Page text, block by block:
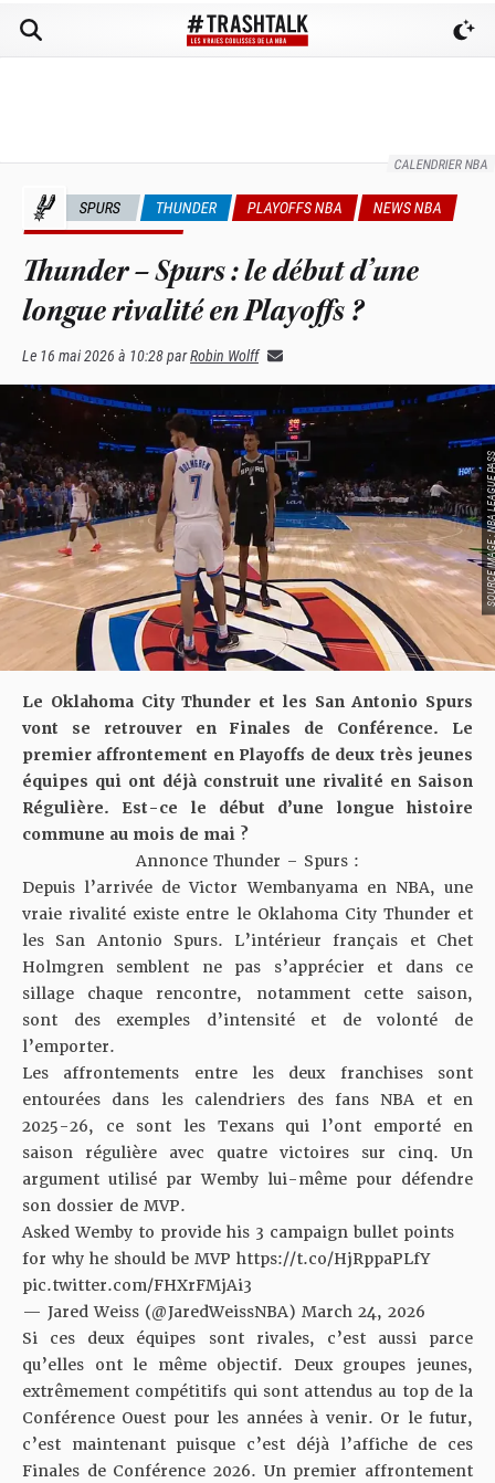
CALENDRIER NBA
SPURS THUNDER PLAYOFFS NBA
NEWS NBA
Thunder – Spurs : le début d’une
longue rivalité en Playoffs ?
Le 16 mai 2026 à 10:28parRobin Wolff
SOURCE
Le Oklahoma City Thunder et les San Antonio Spurs
vont se retrouver en Finales de Conférence. Le
premier affrontement en Playoffs de deux très jeunes
équipes qui ont déjà construit une rivalité en Saison
Régulière. Est-ce le début d’une longue histoire
commune au mois de mai ?
Annonce Thunder – Spurs :
Depuis l’arrivée de Victor Wembanyama en NBA, une
vraie rivalité existe entre le Oklahoma City Thunder et
les San Antonio Spurs. L’intérieur français et Chet
Holmgren semblent ne pas s’apprécier et dans ce
sillage chaque rencontre, notamment cette saison,
sont des exemples d’intensité et de volonté de
l’emporter.
Les affrontements entre les deux franchises sont
entourées dans les calendriers des fans NBA et en
2025-26, ce sont les Texans qui l’ont emporté en
saison régulière avec quatre victoires sur cinq. Un
argument utilisé parWemby lui-même pour défendre
son dossier de MVP.
Asked Wemby to provide his 3 campaign bullet points
for why he should be MVP https://t.co/HjRppaPLfY
pic.twitter.com/FHXrFMjAi3
— Jared Weiss (@JaredWeissNBA) March 24, 2026
Si ces deux équipes sont rivales, c’est aussi parce
qu’elles ont le même objectif. Deux groupes jeunes,
extrêmement compétitifs qui sont attendus au top de la
Conférence Ouest pour les années à venir. Or le futur,
c’est maintenant puisque c’est déjà l’affiche de ces
Finales de Conférence 2026. Un premier affrontement